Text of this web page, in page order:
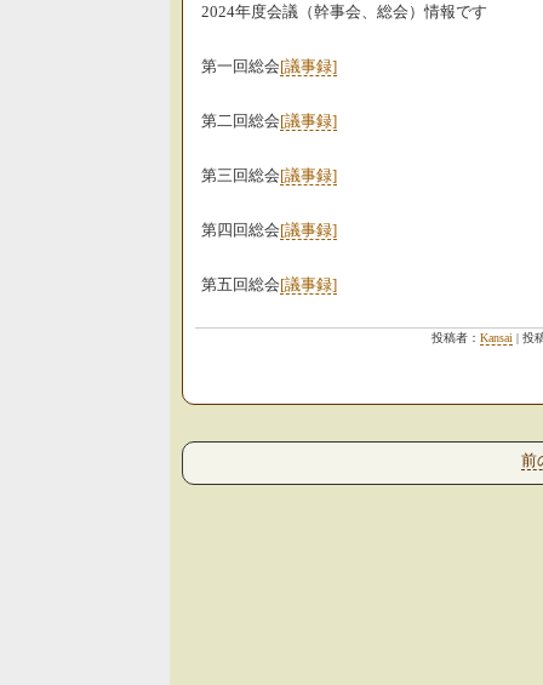
2024年度会議（幹事会、総会）情報です
第一回総会[議事録]
第二回総会[議事録]
第三回総会[議事録]
第四回総会[議事録]
第五回総会[議事録]
投稿者： Kansai | 投
前